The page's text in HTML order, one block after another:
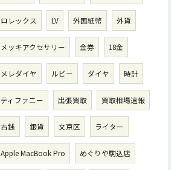
ロレックス LV 外国紙幣 外貨
メッキアクセサリー 金券 18金
メレダイヤ ルビー ダイヤ 時計
ティファニー 出張買取 買取相場速報
古銭 銀貨 文京区 ライター
Apple MacBook Pro めぐりや駒込店